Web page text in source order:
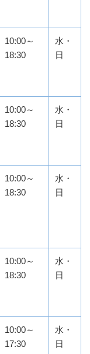
10:00～
18:30
水・
日
10:00～
18:30
水・
日
10:00～
18:30
水・
日
10:00～
18:30
水・
日
10:00～
17:30
水・
日